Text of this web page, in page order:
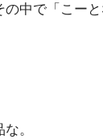
の中で「こー
。